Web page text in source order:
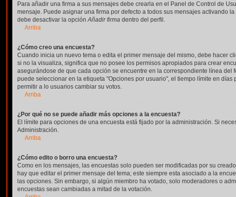
Para añadir una firma a sus mensajes debe crearla en el Panel de Control de
mensaje. Puede asignar una firma por defecto a todos sus mensajes activando
debe desactivar la opciónAñadir firma dentro del perfil.
Arriba
¿Cómo creo una encuesta?
Cuando inicia un nuevo tema o edita el primer mensaje del mismo, debe hacer
si no la visualiza, significa que no posee los permisos apropiados para crear
asegurándose de que cada opción se encuentre en la correspondiente línea
puede seleccionar en la etiqueta "Opciones por usuario", el tiempo límite en
permitir a lo usuarios cambiar su votos.
Arriba
¿Por qué no se puede añadir más opciones a la encuesta?
El límite para opciones de una encuesta está fijado por la administración. Si
Administración.
Arriba
¿Cómo edito o borro una encuesta?
Como en los mensajes, las encuestas solo pueden ser modificadas por su
hay que editar el primer mensaje del tema; este siempre esta asociado a la
las opciones. Sin embargo, si algún miembro ha votado, solo moderadores o
encuestas sean cambiadas a mitad de la votación.